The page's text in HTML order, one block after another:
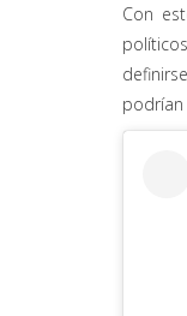
Con
podrían